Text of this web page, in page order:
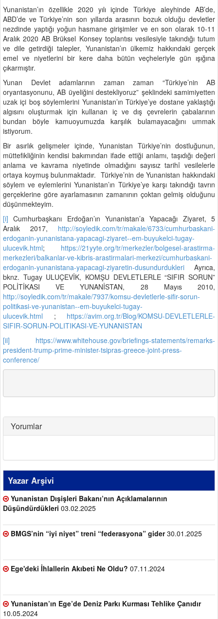
Yunanistan’ın özellikle 2020 yılı içinde Türkiye aleyhinde AB’de,
ABD’de ve Türkiye’nin son yıllarda arasının bozuk olduğu devletler
nezdinde yaptığı yoğun hasmane girişimler ve en son olarak 10-11
Aralık 2020 AB Brüksel Konsey toplantısı vesilesiyle takındığı tutum
ve dile getirdiği talepler, Yunanistan’ın ülkemiz hakkındaki gerçek
emel ve niyetlerini bir kere daha bütün veçheleriyle gün ışığına
çıkarmıştır.
Yunan Devlet adamlarının zaman zaman “Türkiye’nin AB
oryantasyonunu, AB üyeliğini destekliyoruz” şeklindeki samimiyetten
uzak içi boş söylemlerini Yunanistan’ın Türkiye’ye dostane yaklaştığı
algısını oluşturmak için kullanan iç ve dış çevrelerin çabalarının
bundan böyle kamuoyumuzda karşılık bulamayacağını ummak
istiyorum.
Bir asırlık gelişmeler içinde, Yunanistan Türkiye’nin dostluğunun,
müttefikliğinin kendisi bakımından ifade ettiği anlamı, taşıdığı değeri
anlama ve kavrama niyetinde olmadığını sayısız tarihî vesilelerle
ortaya koymuş bulunmaktadır. Türkiye’nin de Yunanistan hakkındaki
söylem ve eylemlerini Yunanistan’ın Türkiye’ye karşı takındığı tavrın
gerçeklerine göre ayarlamasının zamanının çoktan gelmiş olduğunu
düşünmekteyim.
[i] Cumhurbaşkanı Erdoğan’ın Yunanistan’a Yapacağı Ziyaret, 5
Aralık 2017, http://soyledik.com/tr/makale/6733/cumhurbaskani-
erdoganin-yunanistana-yapacagi-ziyaret--em-buyukelci-tugay-
ulucevik.html; https://21yyte.org/tr/merkezler/bolgesel-arastirma-
merkezleri/balkanlar-ve-kibris-arastirmalari-merkezi/cumhurbaskani-
erdoganin-yunanistana-yapacagi-ziyaretin-dusundurdukleri Ayrıca,
bknz. Tugay ULUÇEVİK, KOMŞU DEVLETLERLE “SIFIR SORUN”
POLİTİKASI VE YUNANİSTAN, 28 Mayıs 2010,
http://soyledik.com/tr/makale/7937/komsu-devletlerle-sifir-sorun-
politikasi-ve-yunanistan--em-buyukelci-tugay-
ulucevik.html ; https://avim.org.tr/Blog/KOMSU-DEVLETLERLE-
SIFIR-SORUN-POLITIKASI-VE-YUNANISTAN
[ii]
https://www.whitehouse.gov/briefings-statements/remarks-
president-trump-prime-minister-tsipras-greece-joint-press-
conference/
Yorumlar
Yazar Arşivi
Yunanistan Dışişleri Bakanı’nın Açıklamalarının
Düşündürdükleri 03.02.2025
BMGS’nin “iyi niyet” treni “federasyona” gider30.01.2025
Ege'deki İhlallerin Akıbeti Ne Oldu? 07.11.2024
Yunanistan’ın Ege’de Deniz Parkı Kurması Tehlike Çanıdır
10.05.2024